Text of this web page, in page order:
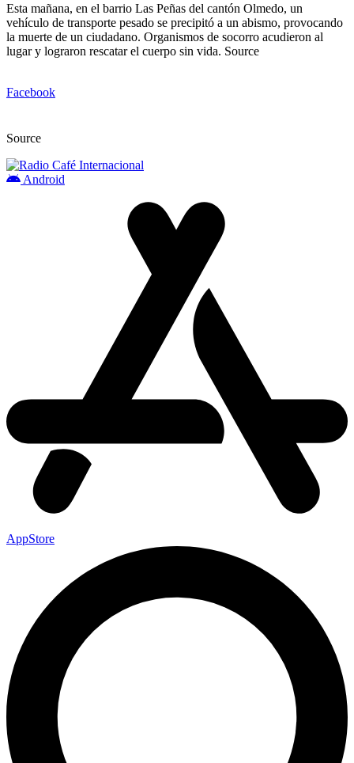
Esta mañana, en el barrio Las Peñas del cantón Olmedo, un
vehículo de transporte pesado se precipitó a un abismo, provocando
la muerte de un ciudadano. Organismos de socorro acudieron al
lugar y lograron rescatar el cuerpo sin vida. Source
Facebook
Source
Android
AppStore